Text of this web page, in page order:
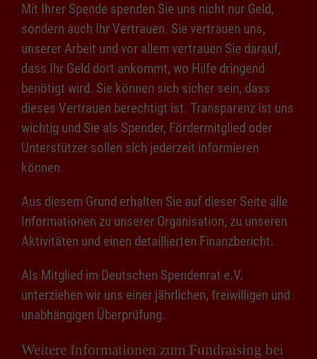
Mit Ihrer Spende spenden Sie uns nicht nur Geld,
sondern auch Ihr Vertrauen. Sie vertrauen uns,
unserer Arbeit und vor allem vertrauen Sie darauf,
dass Ihr Geld dort ankommt, wo Hilfe dringend
benötigt wird. Sie können sich sicher sein, dass
dieses Vertrauen berechtigt ist. Transparenz ist uns
wichtig und Sie als Spender, Fördermitglied oder
Unterstützer sollen sich jederzeit informieren
können.
Aus diesem Grund erhalten Sie auf dieser Seite alle
Informationen zu unserer Organisation, zu unseren
Aktivitäten und einen detaillierten Finanzbericht.
Als Mitglied im Deutschen Spendenrat e.V.
unterziehen wir uns einer jährlichen, freiwilligen und
unabhängigen Überprüfung.
Weitere Informationen zum Fundraising bei